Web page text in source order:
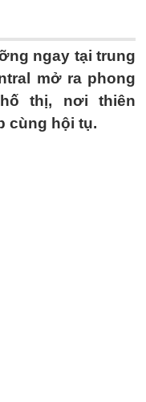
ngay tại trung
mở ra phong
thị, nơi thiên
cùng hội tụ.